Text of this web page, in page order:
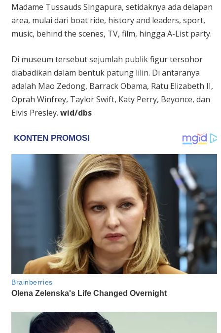
Madame Tussauds Singapura, setidaknya ada delapan
area, mulai dari boat ride, history and leaders, sport,
music, behind the scenes, TV, film, hingga A-List party.
Di museum tersebut sejumlah publik figur tersohor
diabadikan dalam bentuk patung lilin. Di antaranya
adalah Mao Zedong, Barrack Obama, Ratu Elizabeth II,
Oprah Winfrey, Taylor Swift, Katy Perry, Beyonce, dan
Elvis Presley. wid/dbs